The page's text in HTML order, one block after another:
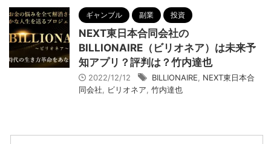
ギャンブル 副業 投資
NEXT東日本合同会社の
BILLIONAIRE（ビリオネア）は未来予
知アプリ？評判は？竹内達也
2022/12/12 BILLIONAIRE
NEXT東日本合
同会社
ビリオネア 竹内達也